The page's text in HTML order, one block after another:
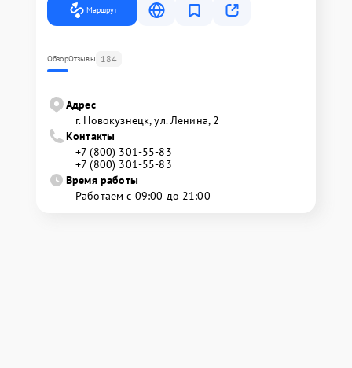
Маршрут
ОбзорОтзывы 184
Адрес
г. Новокузнецк, ул. Ленина, 2
Контакты
+7 (800) 301-55-83
+7 (800) 301-55-83
Время работы
Работаем с 09:00 до 21:00